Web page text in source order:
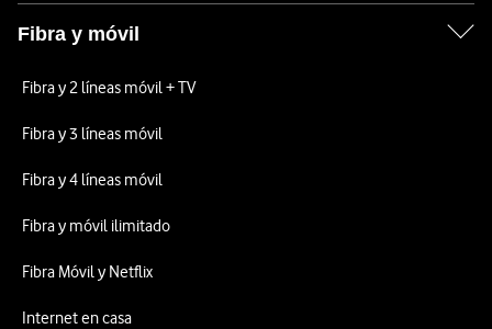
Fibra y móvil
Fibra y 2 líneas móvil + TV
Fibra y 3 líneas móvil
Fibra y 4 líneas móvil
Fibra y móvil ilimitado
Fibra Móvil y Netflix
Internet en casa